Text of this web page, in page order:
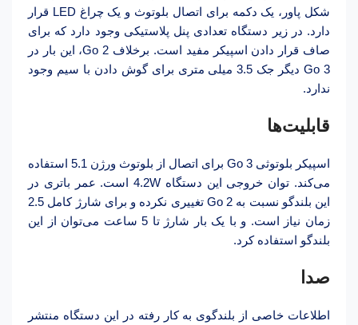
شکل پاور، یک دکمه برای اتصال بلوتوث و یک چراغ LED قرار
دارد. در زیر دستگاه تعدادی پنل پلاستیکی وجود دارد که برای
صاف قرار دادن اسپیکر مفید است. برخلاف Go 2، این بار در
Go 3 دیگر جک 3.5 میلی متری برای گوش دادن با سیم وجود
ندارد.
قابلیت‌ها
اسپیکر بلوتوثی Go 3 برای اتصال از بلوتوث ورژن 5.1 استفاده
می‌کند. توان خروجی این دستگاه 4.2W است. عمر باتری در
این بلندگو نسبت به Go 2 تغییری نکرده و برای شارژ کامل 2.5
زمان نیاز است. و با یک بار شارژ تا 5 ساعت می‌توان از این
بلندگو استفاده کرد.
صدا
اطلاعات خاصی از بلندگوی به کار رفته در این دستگاه منتشر